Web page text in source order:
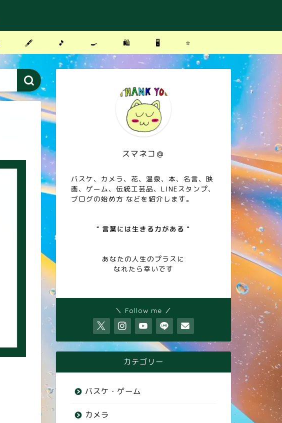
🖋 🎵 🍳 🛍 🖥 ⭐️
スマネコ＠
バスケ、カメラ、花、温泉、本、名言、映
画、ゲーム、伝統工芸品、LINEスタンプ、
ブログの始め方 などを紹介します。
" 言葉には生きる力がある "
あなたの人生のプラスに
なれたら幸いです
＼ Follow me ／
カテゴリー
バスケ・ゲーム
カメラ